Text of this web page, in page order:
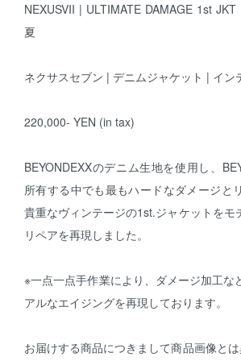
NEXUSVII | ULTIMATE DAMAGE 1st
夏
ネクサスセブン | デニムジャケット | イン
220,000- YEN (in tax)
BEYONDEXXのデニム生地を使用し、
所有する中でも最もハードなダメージと
貴重なヴィンテージの1st.ジャケットをモ
リペアを再現しました。
※一点一点手作業により、ダメージ加工な
アルなエイジングを再現しております。
お届けする商品につきまして商品画像と